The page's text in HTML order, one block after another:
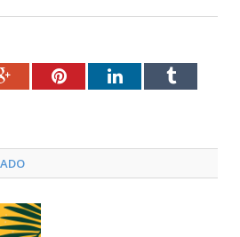
Google+PinterestLinkedInTumblr